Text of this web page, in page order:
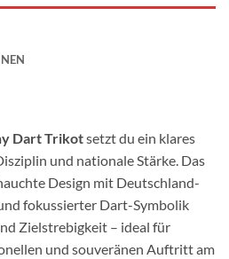
Dart Trikotsetzt du ein klares
und nationale Stärke. Das
Design mit Deutschland-
fokussierter Dart-Symbolik
Zielstrebigkeit – ideal für
und souveränen Auftritt am